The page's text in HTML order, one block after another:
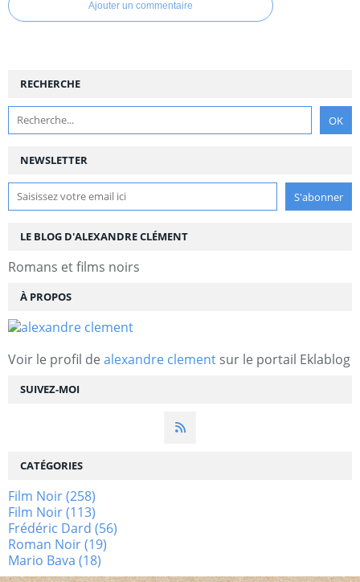
Ajouter un commentaire
NEWSLETTER
SUIVEZ-MOI
RECHERCHE
LE BLOG D'ALEXANDRE CLÉMENT
Romans et films noirs
À PROPOS
Voir le profil de alexandre clement sur le portail Eklablog
CATÉGORIES
Film Noir(258)
Film Noir(113)
Frédéric Dard (56)
Roman Noir(19)
Mario Bava (18)